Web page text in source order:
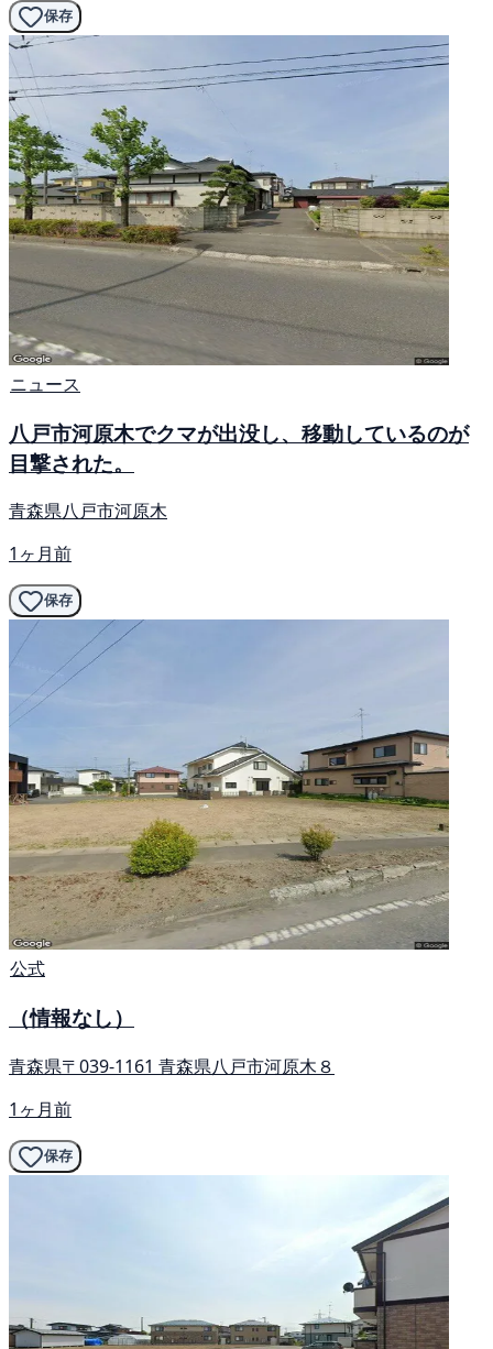
保存
ニュース
八戸市河原木でクマが出没し、移動しているのが
目撃された。
青森県八戸市河原木
1ヶ月前
保存
公式
（情報なし）
青森県〒039-1161 青森県八戸市河原木８
1ヶ月前
保存